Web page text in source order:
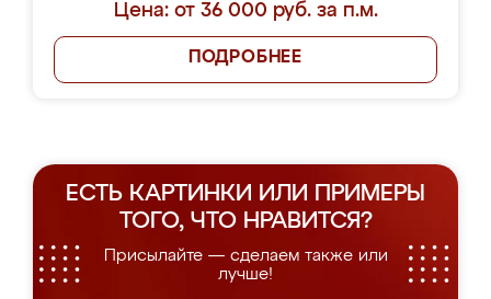
Цена: от 36 000 руб. за п.м.
ПОДРОБНЕЕ
ЕСТЬ КАРТИНКИ ИЛИ ПРИМЕРЫ
ТОГО, ЧТО НРАВИТСЯ?
Присылайте — сделаем также или
лучше!